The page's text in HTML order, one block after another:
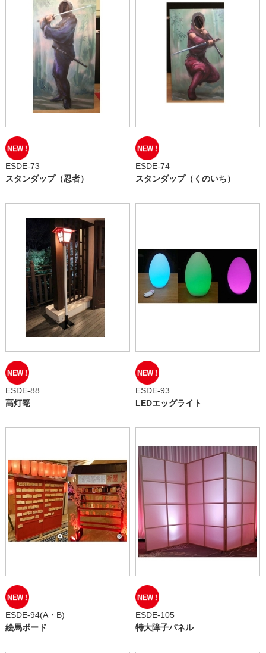
ESDE-73
スタンダップ（忍者）
ESDE-74
スタンダップ（くのいち）
ESDE-88
高灯篭
ESDE-93
LEDエッグライト
ESDE-94(A・B)
絵馬ボード
ESDE-105
特大障子パネル